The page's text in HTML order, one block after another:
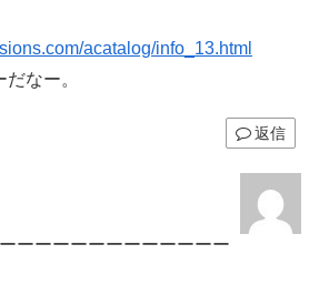
acatalog/info_13.html
なー。
返信
ーーーーーーーーーーーー